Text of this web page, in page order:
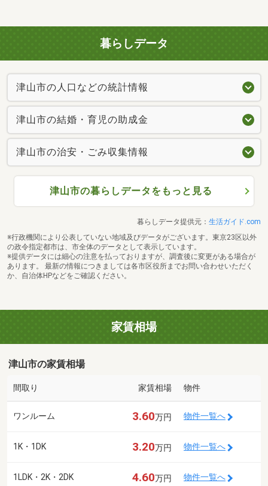
暮らしデータ
津山市の人口などの統計情報
津山市の結婚・育児の助成金
津山市の治安・ごみ収集情報
津山市の暮らしデータをもっと見る
暮らしデータ提供元： 生活ガイド.com
※行政機関により公表していない地域及びデータがございます。東京23区以外
の政令指定都市は、市全体のデータとして表示しています。
※提供データには細心の注意を払っておりますが、調査後に変更がある場合が
あります。 最新の情報につきましては各市区役所までお問い合わせいただく
か、自治体HPなどをご確認ください。
家賃相場
津山市の家賃相場
間取り 家賃相場 物件
ワンルーム 3.60万円 物件一覧へ
1K・1DK 3.20万円 物件一覧へ
1LDK・2K・2DK 4.60万円 物件一覧へ